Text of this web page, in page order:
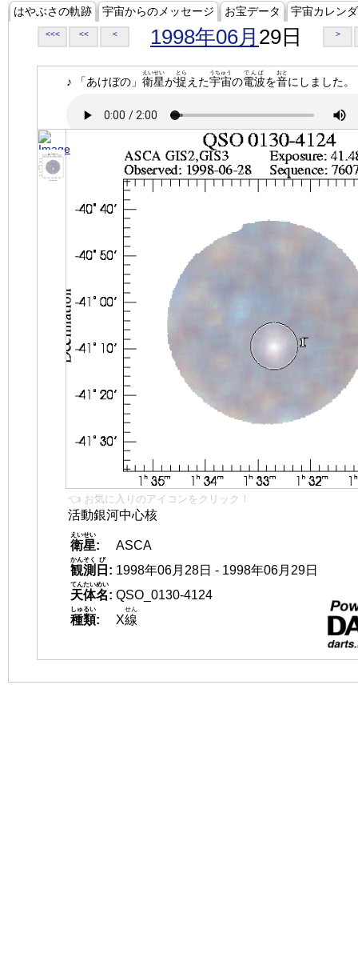
はやぶさの軌跡 宇宙からのメッセージ お宝データ 宇宙カレン
<<< << < 1998年06月 29日 >
♪ 「あけぼの」 衛星
えいせい
が捉
とら
えた宇宙
うちゅう
の電波
でんぱ
を音
おと
にしました。
👈 お気に入りのアイコンをクリック！
活動銀河中心核
衛星
えいせい
:
ASCA
観測
かんそく
日
び
: 1998年06月28日 - 1998年06月29日
天体名
てんたいめい
: QSO_0130-4124
種類
しゅるい
: X線
せん